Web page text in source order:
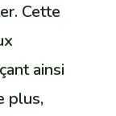
Cette
ainsi
plus,